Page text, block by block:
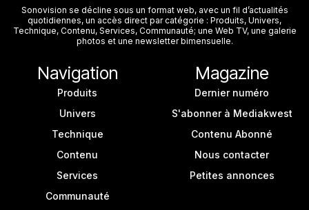
Sonovision se décline sous un format web, avec un fil d’actualités
quotidiennes, un accès direct par catégorie : Produits, Univers,
Technique, Contenu, Services, Communauté; une Web TV, une galerie
photos et une newsletter bimensuelle.
Navigation
Produits
Univers
Technique
Contenu
Services
Communauté
Magazine
Dernier numéro
S'abonner à Mediakwest
Contenu Abonné
Nous contacter
Petites annonces